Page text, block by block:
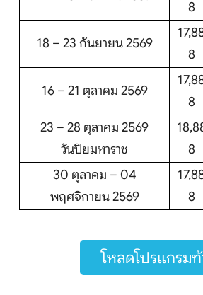
8
18 – 23 กันยายน 2569
8
16 – 21 ตุลาคม 2569
8
23 – 28 ตุลาคม 2569
วันปิยมหาราช
8
30 ตุลาคม – 04
พฤศจิกายน 2569
8
โหลดโปรแกรมทั